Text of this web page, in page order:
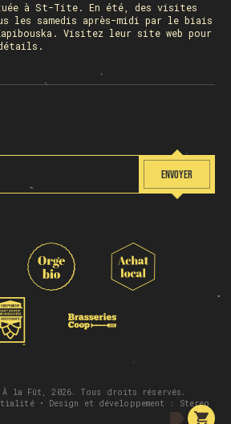
à St-Tite. En été, des visites
les samedis après-midi par le biais
Visitez leur site web pour
ENVOYER
la Fût, 2026. Tous droits réservés.
• Design et développement : Stereo